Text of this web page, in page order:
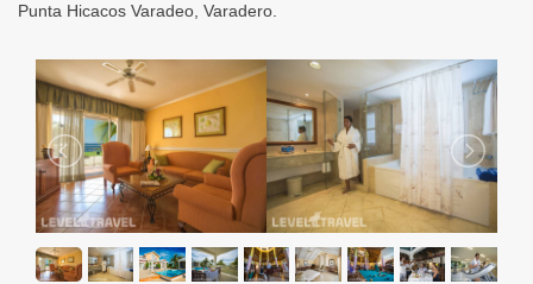
Punta Hicacos Varadeo, Varadero.